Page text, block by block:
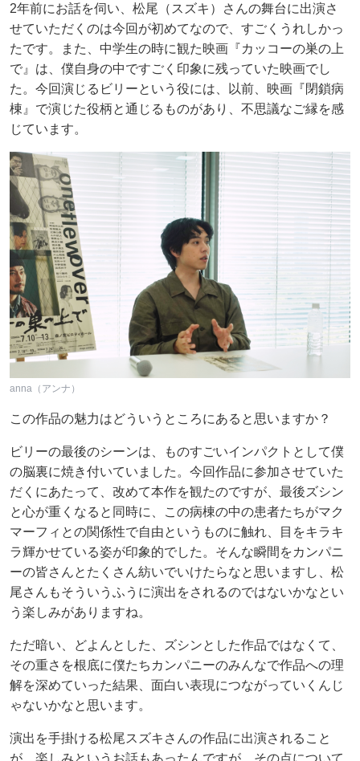
2年前にお話を伺い、松尾（スズキ）さんの舞台に出演さ
せていただくのは今回が初めてなので、すごくうれしかっ
たです。また、中学生の時に観た映画『カッコーの巣の上
で』は、僕自身の中ですごく印象に残っていた映画でし
た。今回演じるビリーという役には、以前、映画『閉鎖病
棟』で演じた役柄と通じるものがあり、不思議なご縁を感
じています。
anna（アンナ）
この作品の魅力はどういうところにあると思いますか？
ビリーの最後のシーンは、ものすごいインパクトとして僕
の脳裏に焼き付いていました。今回作品に参加させていた
だくにあたって、改めて本作を観たのですが、最後ズシン
と心が重くなると同時に、この病棟の中の患者たちがマク
マーフィとの関係性で自由というものに触れ、目をキラキ
ラ輝かせている姿が印象的でした。そんな瞬間をカンパニ
ーの皆さんとたくさん紡いでいけたらなと思いますし、松
尾さんもそういうふうに演出をされるのではないかなとい
う楽しみがありますね。
ただ暗い、どよんとした、ズシンとした作品ではなくて、
その重さを根底に僕たちカンパニーのみんなで作品への理
解を深めていった結果、面白い表現につながっていくんじ
ゃないかなと思います。
演出を手掛ける松尾スズキさんの作品に出演されること